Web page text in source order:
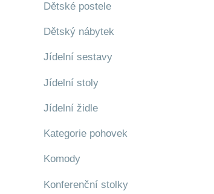
Dětské postele
Dětský nábytek
Jídelní sestavy
Jídelní stoly
Jídelní židle
Kategorie pohovek
Komody
Konferenční stolky